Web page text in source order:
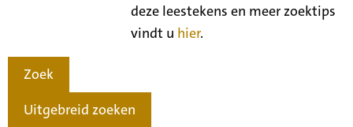
deze leestekens en meer zoektips
vindt u hier.
Zoek
Uitgebreid zoeken